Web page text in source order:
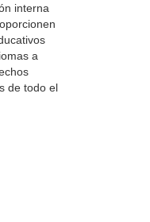
interna
a
de todo el